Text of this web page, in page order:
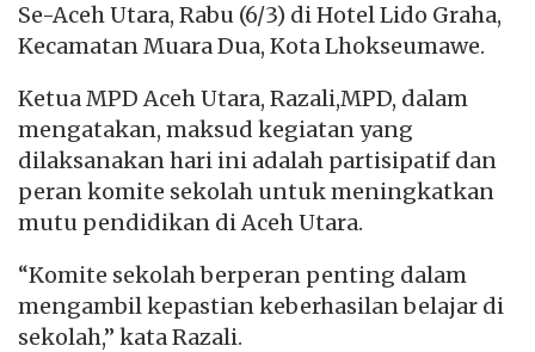
Se-Aceh Utara, Rabu (6/3) di Hotel Lido Graha,
Kecamatan Muara Dua, Kota Lhokseumawe.
Ketua MPD Aceh Utara, Razali,MPD, dalam
mengatakan, maksud kegiatan yang
dilaksanakan hari ini adalah partisipatif dan
peran komite sekolah untuk meningkatkan
mutu pendidikan di Aceh Utara.
“Komite sekolah berperan penting dalam
mengambil kepastian keberhasilan belajar di
sekolah,” kata Razali.